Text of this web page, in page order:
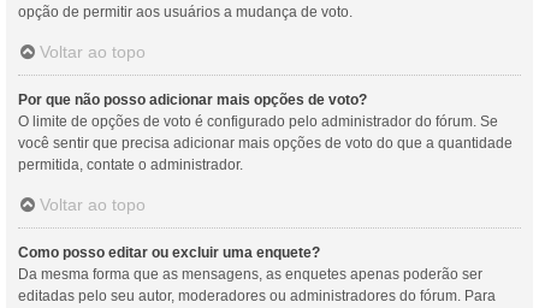
opção de permitir aos usuários a mudança de voto.
Voltar ao topo
Por que não posso adicionar mais opções de voto?
O limite de opções de voto é configurado pelo administrador do fórum. Se
você sentir que precisa adicionar mais opções de voto do que a quantidade
permitida, contate o administrador.
Voltar ao topo
Como posso editar ou excluir uma enquete?
Da mesma forma que as mensagens, as enquetes apenas poderão ser
editadas pelo seu autor, moderadores ou administradores do fórum. Para